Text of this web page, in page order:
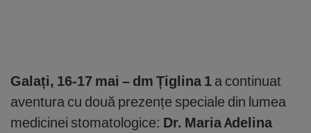
Galați, 16-17 mai – dm Țiglina 1 a continuat
aventura cu două prezențe speciale din lumea
medicinei stomatologice: Dr. Maria Adelina